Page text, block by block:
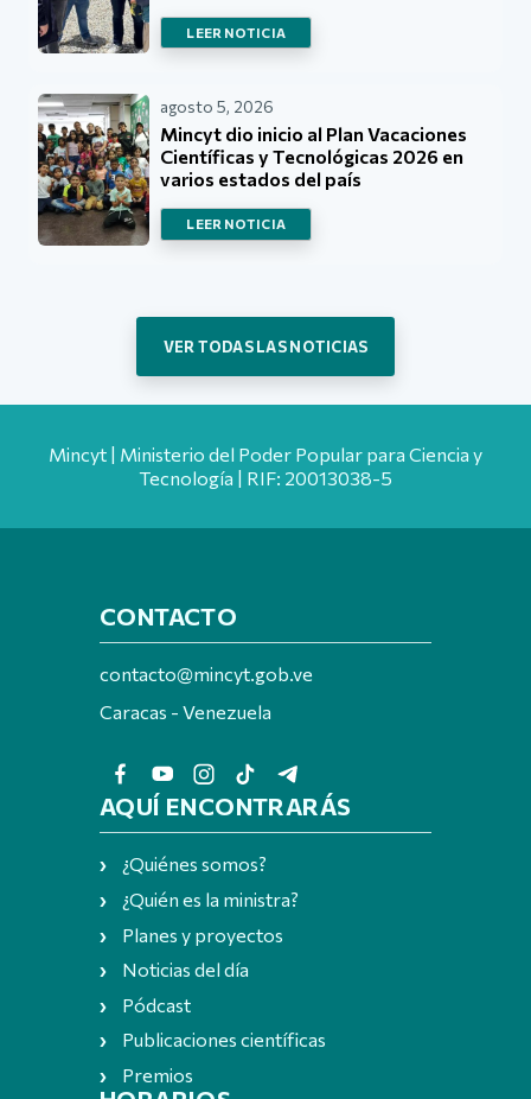
LEER NOTICIA
agosto 5, 2026
Mincyt dio inicio al Plan Vacaciones
Científicas y Tecnológicas 2026 en
varios estados del país
LEER NOTICIA
VER TODAS LAS NOTICIAS
Mincyt | Ministerio del Poder Popular para Ciencia y
Tecnología | RIF: 20013038-5
CONTACTO
contacto@mincyt.gob.ve
Caracas - Venezuela
AQUÍ ENCONTRARÁS
¿Quiénes somos?
¿Quién es la ministra?
Planes y proyectos
Noticias del día
Pódcast
Publicaciones científicas
Premios